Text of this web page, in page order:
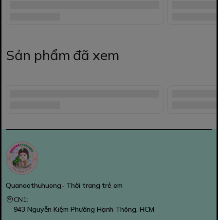
Sản phẩm đã xem
Quanaothuhuong- Thời trang trẻ em
CN1:
943 Nguyễn Kiệm Phường Hạnh Thông, HCM